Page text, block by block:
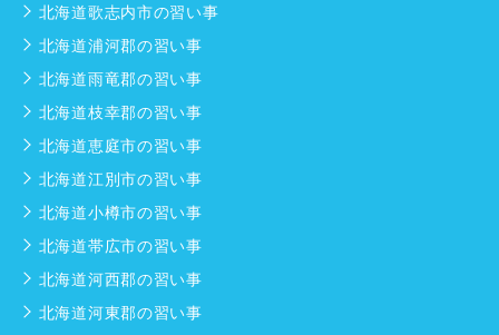
北海道歌志内市の習い事
北海道浦河郡の習い事
北海道雨竜郡の習い事
北海道枝幸郡の習い事
北海道恵庭市の習い事
北海道江別市の習い事
北海道小樽市の習い事
北海道帯広市の習い事
北海道河西郡の習い事
北海道河東郡の習い事